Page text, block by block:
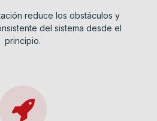
reduce los obstáculos y
del sistema desde el
principio.